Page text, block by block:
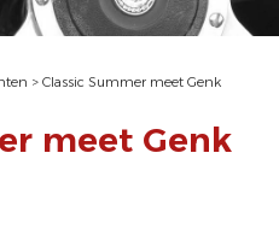
> Classic Summer meet Genk
meet Genk